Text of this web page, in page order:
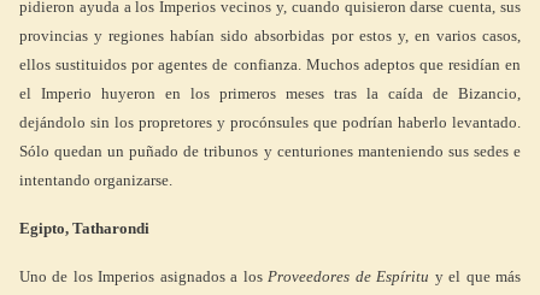
pidieron ayuda a los Imperios vecinos y, cuando quisieron darse cuenta, sus
provincias y regiones habían sido absorbidas por estos y, en varios casos,
ellos sustituidos por agentes de confianza. Muchos adeptos que residían en
el Imperio huyeron en los primeros meses tras la caída de Bizancio,
dejándolo sin los propretores y procónsules que podrían haberlo levantado.
Sólo quedan un puñado de tribunos y centuriones manteniendo sus sedes e
intentando organizarse.
Egipto, Tatharondi
Uno de los Imperios asignados a losProveedores de Espíritu y el que más